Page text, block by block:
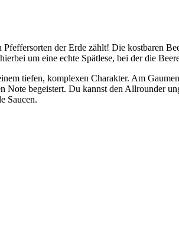
der Erde zählt! Die kostbaren
um eine echte Spätlese, bei der die
tiefen, komplexen Charakter. Am
begeistert. Du kannst den Allrounder
Saucen.